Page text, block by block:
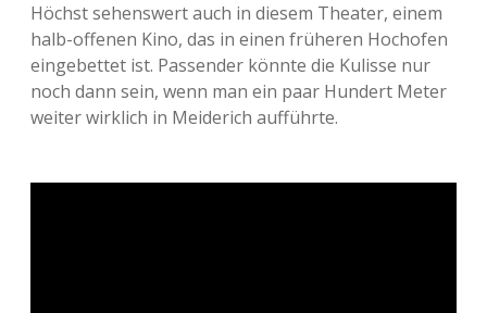
Höchst sehenswert auch in diesem Theater, einem
halb-offenen Kino, das in einen früheren Hochofen
eingebettet ist. Passender könnte die Kulisse nur
noch dann sein, wenn man ein paar Hundert Meter
weiter wirklich in Meiderich aufführte.